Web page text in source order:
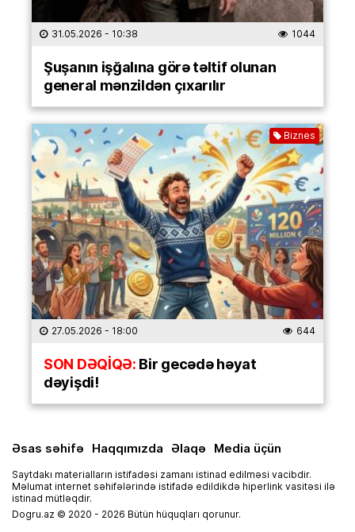
31.05.2026 - 10:38 1044
Şuşanın işğalına görə təltif olunan
general mənzildən çıxarılır
Biznes
27.05.2026 - 18:00 644
SON DƏQİQƏ:Bir gecədə həyat
dəyişdi!
Əsas səhifə Haqqımızda Əlaqə Media üçün
Saytdakı materialların istifadəsi zamanı istinad edilməsi vacibdir.
Məlumat internet səhifələrində istifadə edildikdə hiperlink vasitəsi ilə
istinad mütləqdir.
Dogru.az © 2020 - 2026 Bütün hüquqları qorunur.